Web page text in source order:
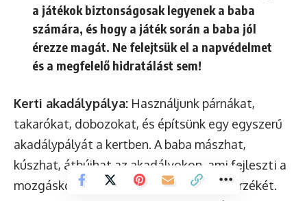
a játékok biztonságosak legyenek a baba
számára, és hogy a játék során a baba jól
érezze magát. Ne felejtsük el a napvédelmet
és a megfelelő hidratálást sem!
Kerti akadálypálya: Használjunk párnákat,
takarókat, dobozokat, és építsünk egy egyszerű
akadálypályát a kertben. A baba mászhat,
kúszhat, átbújhat az akadályokon, ami fejleszti a
mozgáskoordinációját és az egyensúlyérzékét.